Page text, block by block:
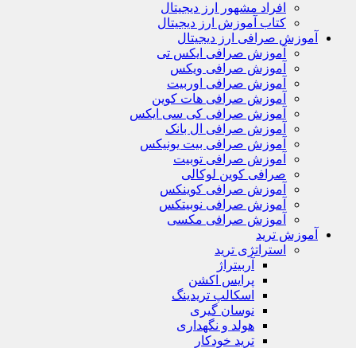
افراد مشهور ارز دیجیتال
کتاب آموزش ارز دیجیتال
آموزش صرافی ارز دیجیتال
آموزش صرافی ایکس تی
آموزش صرافی ویکس
آموزش صرافی اوربیت
آموزش صرافی هات کوین
آموزش صرافی کی سی ایکس
آموزش صرافی ال بانک
آموزش صرافی بیت یونیکس
آموزش صرافی توبیت
صرافی کوین لوکالی
آموزش صرافی کوینکس
آموزش صرافی نوبیتکس
آموزش صرافی مکسی
آموزش ترید
استراتژی‌ ترید
آربیتراژ
پرایس اکشن
اسکالپ تریدینگ
نوسان گیری
هولد و نگهداری
ترید خودکار